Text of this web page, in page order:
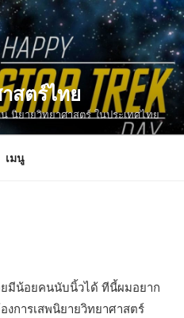
สตร์ไทย
นิยายวิทยาศาสตร์ ในประเทศไทย
เมนู
มีน้อยคนนับนิ้วได้ ทีนี้ผมอยาก
การเสพนิยายวิทยาศาสตร์